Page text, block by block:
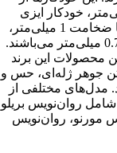
سافت تاچ با ضخامت 0.7 میلی‌متر، خودکار ایزی
آفیس با ضخامت 1 میلی‌متر، خودکار 999 با ضخامت 1 میلی‌متر،
محصولات این برند
جوهر ژله‌ای، حس و
مدل‌های مختلفی از
روان‌نویس
مورنو، روان‌نویس